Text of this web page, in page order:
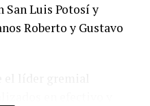
San Luis Potosí y
Roberto y Gustavo